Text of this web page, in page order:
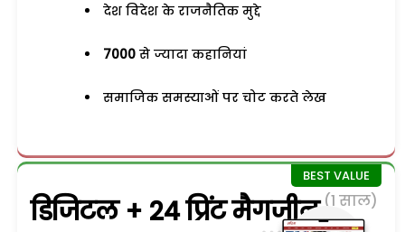
देश विदेश के राजनैतिक मुद्दे
7000 से ज्यादा कहानियां
समाजिक समस्याओं पर चोट करते लेख
डिजिटल + 24 प्रिंट मैगजीन (1 साल)